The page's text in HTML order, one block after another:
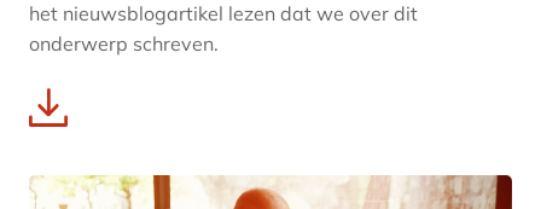
het nieuwsblogartikel lezen dat we over dit
onderwerp schreven.